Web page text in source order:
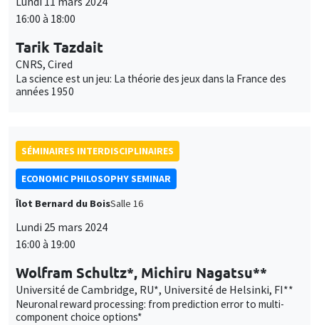
16:00 à 18:00
Tarik Tazdait
CNRS, Cired
La science est un jeu: La théorie des jeux dans la France des
années 1950
SÉMINAIRES INTERDISCIPLINAIRES
ECONOMIC PHILOSOPHY SEMINAR
Îlot Bernard du BoisSalle 16
Lundi 25 mars 2024
16:00 à 19:00
Wolfram Schultz*, Michiru Nagatsu**
Université de Cambridge, RU*, Université de Helsinki, FI**
Neuronal reward processing: from prediction error to multi-
component choice options*